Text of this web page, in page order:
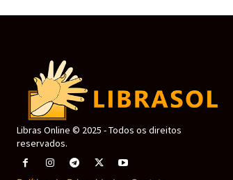
Libras Online © 2025 - Todos os direitos
reservados.